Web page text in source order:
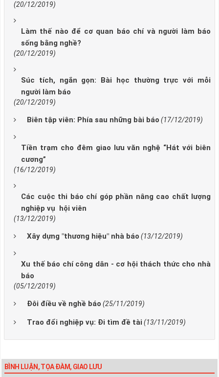
(20/12/2019)
Làm thế nào để cơ quan báo chí và người làm báo
sống bằng nghề?
(20/12/2019)
Súc tích, ngắn gọn: Bài học thường trực với mỗi
người làm báo
(20/12/2019)
Biên tập viên: Phía sau những bài báo (17/12/2019)
Tiền trạm cho đêm giao lưu văn nghệ “Hát với biên
cương”
(16/12/2019)
Các cuộc thi báo chí góp phần nâng cao chất lượng
nghiệp vụ hội viên
(13/12/2019)
Xây dựng "thương hiệu" nhà báo (13/12/2019)
Xu thế báo chí công dân - cơ hội thách thức cho nhà
báo
(05/12/2019)
Đôi điều về nghề báo (25/11/2019)
Trao đổi nghiệp vụ: Đi tìm đề tài (13/11/2019)
BÌNH LUẬN, TỌA ĐÀM, GIAO LƯU